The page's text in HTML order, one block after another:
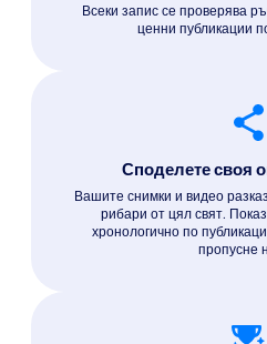
Всеки запис се проверява
ценни публикации
Споделете своя
Вашите снимки и видео
рибари от цял свят.
хронологично по
пропусне